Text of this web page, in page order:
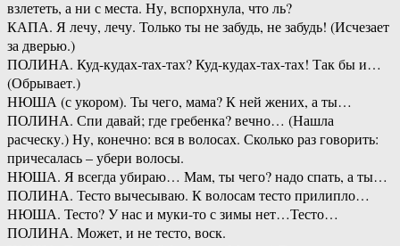
взлететь, а ни с места. Ну, вспорхнула, что ль?
КАПА. Я лечу, лечу. Только ты не забудь, не забудь! (Исчезает
за дверью.)
ПОЛИНА. Куд-кудах-тах-тах? Куд-кудах-тах-тах! Так бы и…
(Обрывает.)
НЮША (с укором). Ты чего, мама? К ней жених, а ты…
ПОЛИНА. Спи давай; где гребенка? вечно… (Нашла
расческу.) Ну, конечно: вся в волосах. Сколько раз говорить:
причесалась – убери волосы.
НЮША. Я всегда убираю… Мам, ты чего? надо спать, а ты…
ПОЛИНА. Тесто вычесываю. К волосам тесто прилипло…
НЮША. Тесто? У нас и муки-то с зимы нет…Тесто…
ПОЛИНА. Может, и не тесто, воск.